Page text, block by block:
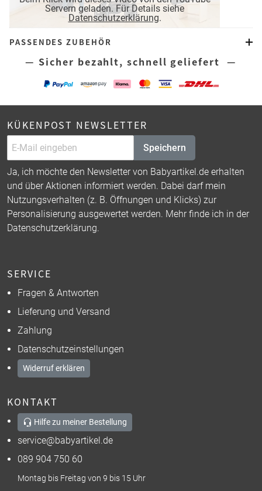
Servern geladen. Für Details siehe
Datenschutzerklärung.
PASSENDES ZUBEHÖR
— Sicher bezahlt, schnell geliefert —
KÜKENPOST NEWSLETTER
Speichern
Ja, ich möchte den Newsletter von Babyartikel.de erhalten
und über Aktionen informiert werden. Dabei darf mein
Nutzungsverhalten (z. B. Öffnungen und Klicks) zur
Personalisierung ausgewertet werden. Mehr finde ich in der
Datenschutzerklärung.
SERVICE
Fragen & Antworten
Lieferung und Versand
Zahlung
Datenschutzeinstellungen
Widerruf erklären
KONTAKT
Hilfe zu meiner Bestellung
service@babyartikel.de
089 904 750 60
Montag bis Freitag von 9 bis 15 Uhr